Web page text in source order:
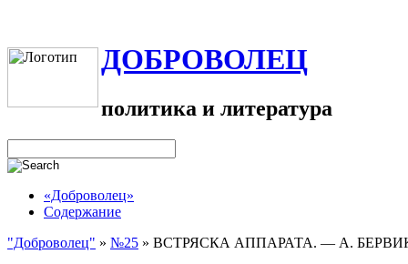
ДОБРОВОЛЕЦ
политика и литература
«Доброволец»
Содержание
"Доброволец" » №25 » ВСТРЯСКА АППАРАТА. — А.